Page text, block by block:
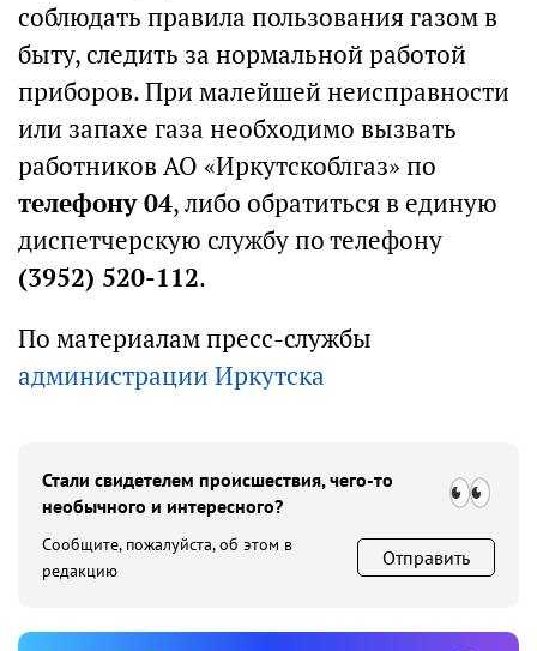
соблюдать правила пользования газом в
быту, следить за нормальной работой
приборов. При малейшей неисправности
или запахе газа необходимо вызвать
работников АО «Иркутскоблгаз» по
телефону 04, либо обратиться в единую
диспетчерскую службу по телефону
(3952) 520-112.
По материалам пресс-службы
администрации Иркутска
Стали свидетелем происшествия, чего-то
необычного и интересного?
Сообщите, пожалуйста, об этом в
редакцию
Отправить